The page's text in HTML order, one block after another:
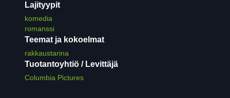
Lajityypit
komedia
romanssi
Teemat ja kokoelmat
rakkaustarina
Tuotantoyhtiö / Levittäjä
Columbia Pictures